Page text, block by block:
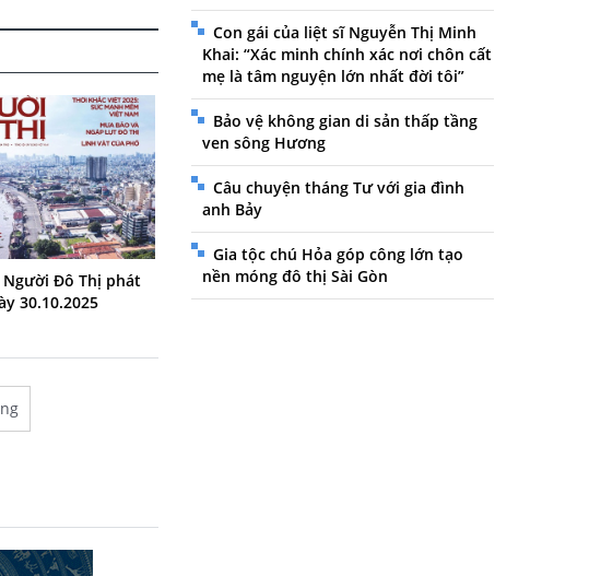
Đô Thị phát
30.10.2025
Con gái của liệt sĩ Nguyễn Thị Minh
Khai: “Xác minh chính xác nơi chôn cất
mẹ là tâm nguyện lớn nhất đời tôi”
Bảo vệ không gian di sản thấp tầng
ven sông Hương
Câu chuyện tháng Tư với gia đình
anh Bảy
Gia tộc chú Hỏa góp công lớn tạo
nền móng đô thị Sài Gòn